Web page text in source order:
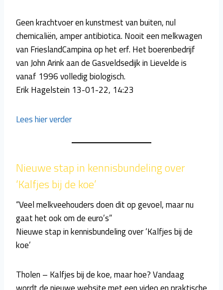
Geen krachtvoer en kunstmest van buiten, nul
chemicaliën, amper antibiotica. Nooit een melkwagen
van FrieslandCampina op het erf. Het boerenbedrijf
van John Arink aan de Gasveldsedijk in Lievelde is
vanaf 1996 volledig biologisch.
Erik Hagelstein 13-01-22, 14:23
Lees hier verder
Nieuwe stap in kennisbundeling over
‘Kalfjes bij de koe’
“Veel melkveehouders doen dit op gevoel, maar nu
gaat het ook om de euro’s”
Nieuwe stap in kennisbundeling over ‘Kalfjes bij de
koe’
Tholen – Kalfjes bij de koe, maar hoe? Vandaag